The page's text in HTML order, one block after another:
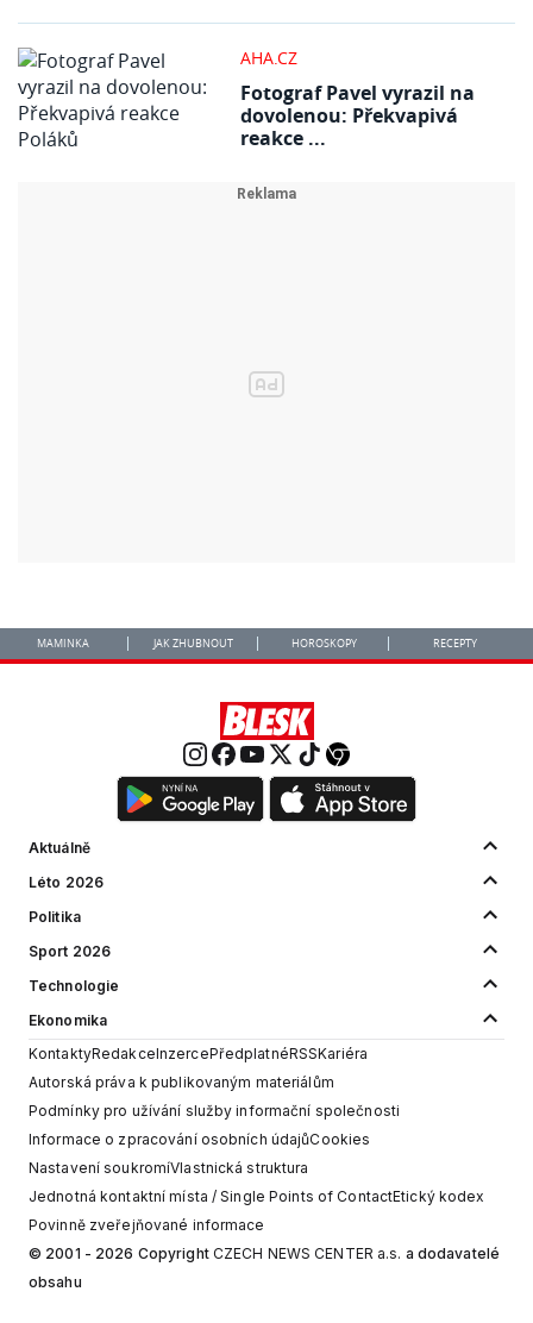
AHA.CZ
Fotograf Pavel vyrazil na
dovolenou: Překvapivá
reakce ...
MAMINKA JAK ZHUBNOUT HOROSKOPY RECEPTY
Aktuálně
Léto 2026
Politika
Sport 2026
Technologie
Ekonomika
KontaktyRedakceInzercePředplatnéRSSKariéra
Autorská práva k publikovaným materiálům
Podmínky pro užívání služby informační společnosti
Informace o zpracování osobních údajůCookies
Nastavení soukromíVlastnická struktura
Jednotná kontaktní místa / Single Points of ContactEtický kodex
Povinně zveřejňované informace
© 2001 - 2026 Copyright CZECH NEWS CENTER a.s. a dodavatelé
obsahu